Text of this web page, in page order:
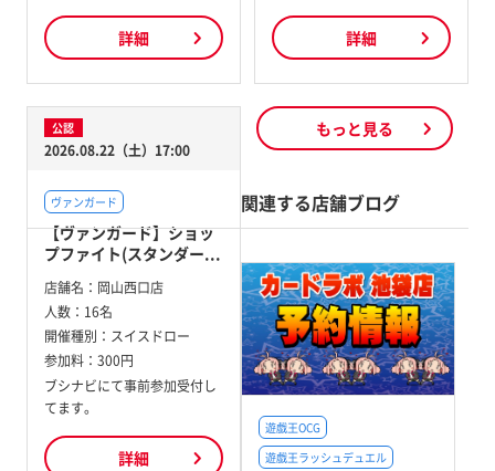
詳細 詳細
公認
2026.08.22（土）17:00
ヴァンガード
【ヴァンガード】ショッ
プファイト(スタンダー...
店舗名： 岡山西口店
人数： 16名
開催種別： スイスドロー
参加料： 300円
ブシナビにて事前参加受付し
てます。
詳細
もっと見る
関連する店舗ブログ
遊戯王OCG
遊戯王ラッシュデュエル